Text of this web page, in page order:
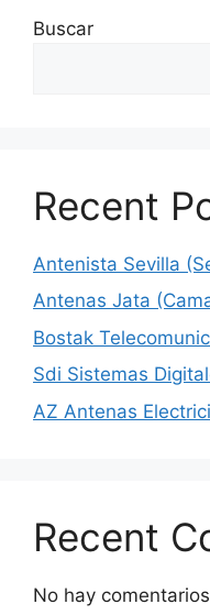
Buscar
Recent
Antenista Sevilla
Antenas Jata
Bostak
Sdi Sistemas
AZ Antenas
Recent
No hay